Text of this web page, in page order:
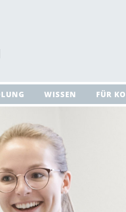
WISSEN FÜR